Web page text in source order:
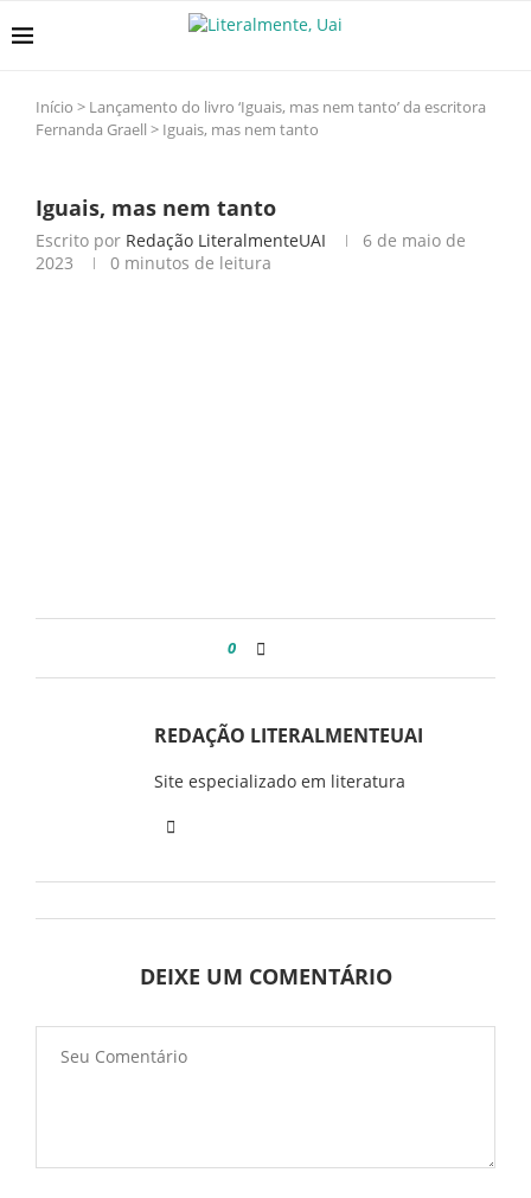
Início > Lançamento do livro ‘Iguais, mas nem tanto’ da escritora
Fernanda Graell > Iguais, mas nem tanto
Iguais, mas nem tanto
Escrito por Redação LiteralmenteUAI
6 de maio de
2023
0 minutos de leitura
0
REDAÇÃO LITERALMENTEUAI
Site especializado em literatura
DEIXE UM COMENTÁRIO